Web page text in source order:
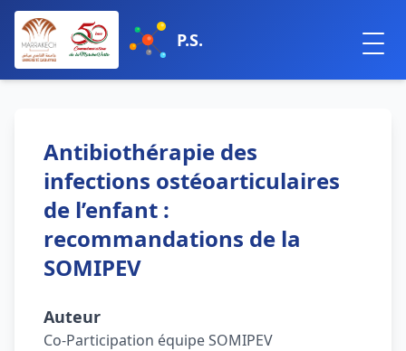
P.S.
Antibiothérapie des
infections ostéoarticulaires
de l’enfant :
recommandations de la
SOMIPEV
Auteur
Co-Participation équipe SOMIPEV